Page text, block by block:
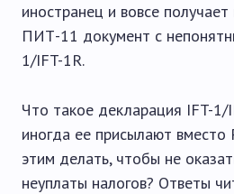
иностранец и вовсе
ПИТ-11 документ с
1/IFT-1R.
Что такое декларация IFT-
иногда ее присылают вместо
этим делать, чтобы не
неуплаты налогов? Ответы